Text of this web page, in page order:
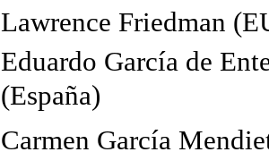
Lawrence Friedman
Eduardo García de
(España)
Carmen García